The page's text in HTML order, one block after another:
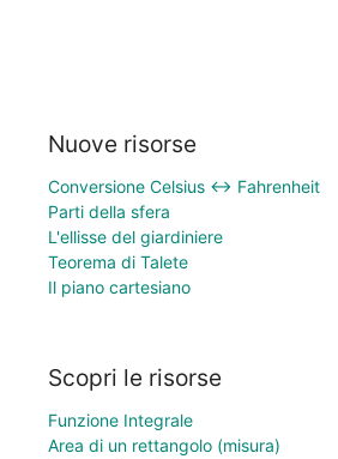
Nuove risorse
Conversione Celsius ↔ Fahrenheit
Parti della sfera
L'ellisse del giardiniere
Teorema di Talete
Il piano cartesiano
Scopri le risorse
Funzione Integrale
Area di un rettangolo (misura)